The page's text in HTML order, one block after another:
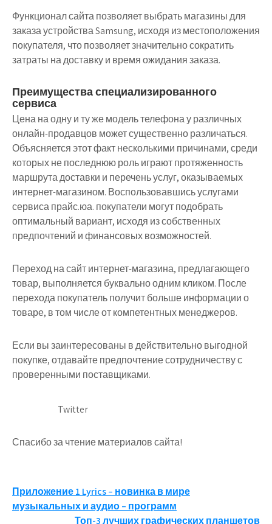
Функционал сайта позволяет выбрать магазины для
заказа устройства Samsung, исходя из местоположения
покупателя, что позволяет значительно сократить
затраты на доставку и время ожидания заказа.
Преимущества специализированного
сервиса
Цена на одну и ту же модель телефона у различных
онлайн-продавцов может существенно различаться.
Объясняется этот факт несколькими причинами, среди
которых не последнюю роль играют протяженность
маршрута доставки и перечень услуг, оказываемых
интернет-магазином. Воспользовавшись услугами
сервиса прайс.юа. покупатели могут подобрать
оптимальный вариант, исходя из собственных
предпочтений и финансовых возможностей.
Переход на сайт интернет-магазина, предлагающего
товар, выполняется буквально одним кликом. После
перехода покупатель получит больше информации о
товаре, в том числе от компетентных менеджеров.
Если вы заинтересованы в действительно выгодной
покупке, отдавайте предпочтение сотрудничеству с
проверенными поставщиками.
Twitter
Спасибо за чтение материалов сайта!
Навигация
по
Приложение 1 Lyrics – новинка в мире
музыкальных и аудио – программ
Топ-3 лучших графических планшетов